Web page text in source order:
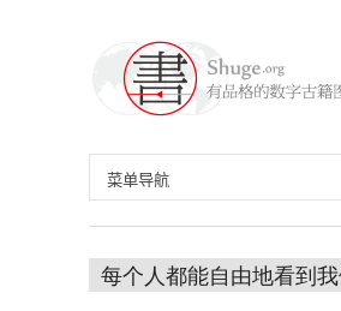
每个人都能自由地看到